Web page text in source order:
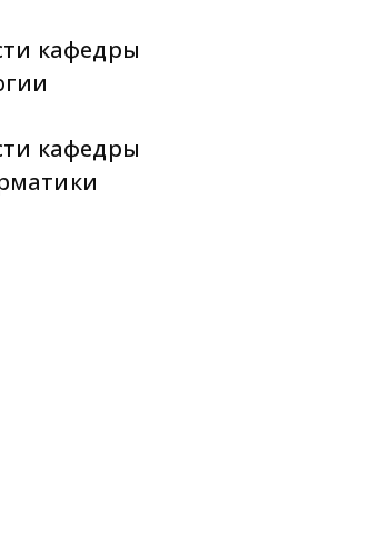
кафедры
кафедры